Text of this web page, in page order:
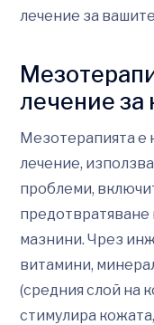
лечение за
лечение за
Мезотерапията е
лечение,
проблеми,
предотвратяване
мазнини. Чрез
витамини,
(средния слой на
стимулира